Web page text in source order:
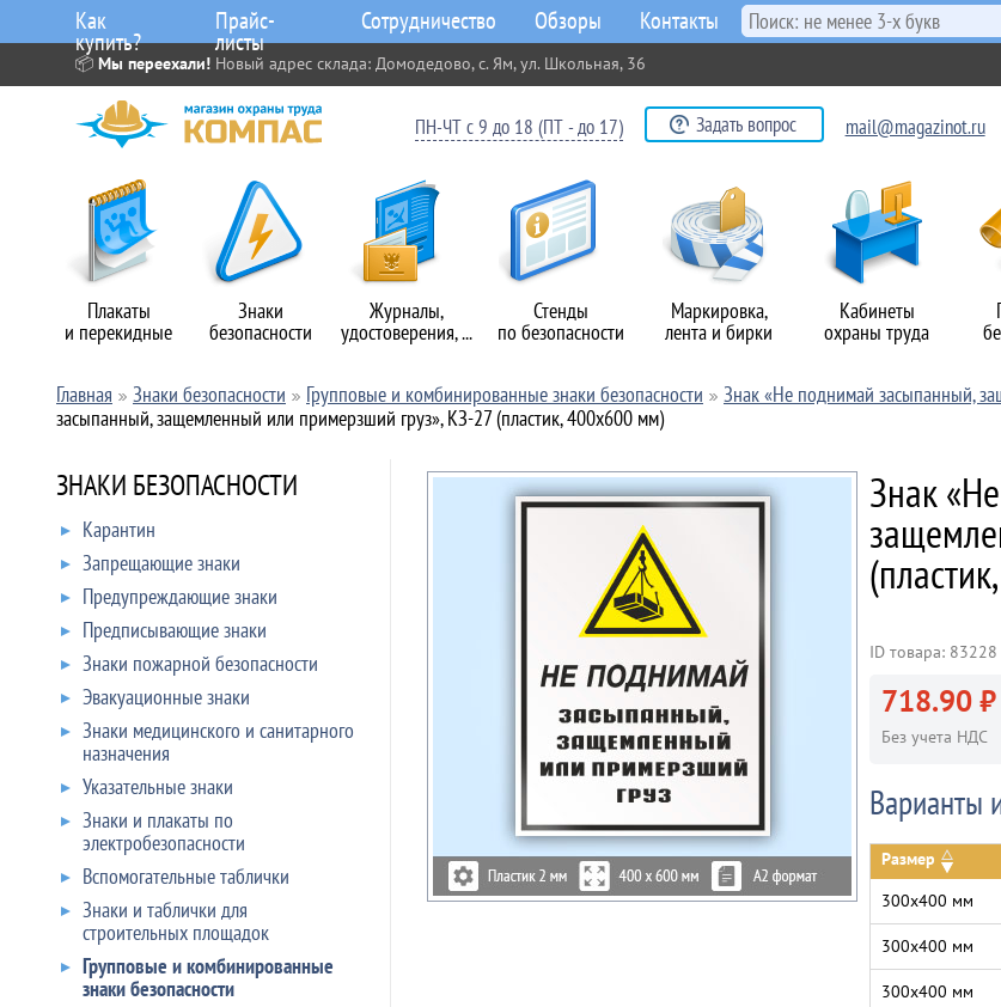
📦 Мы переехали! Новый адрес склада: Домодедово, с. Ям, ул. Школьная, 36
Плакаты
и перекидные
Знаки
безопасности
Журналы,
удостоверения, ...
Стенды
по безопасности
Маркировка,
лента и бирки
Кабинеты
охраны труда
Как
купить?
Прайс-
листы
Сотрудничество Обзоры Контакты
ПН-ЧТ с 9 до 18 (ПТ - до 17) Задать вопрос mail@magazinot.ru
Главная Знаки безопасности Групповые и комбинированные знаки безопасности Знак «Не поднимай засыпанный,
засыпанный, защемленный или примерзший груз», КЗ-27 (пластик, 400х600 мм)
ЗНАКИ БЕЗОПАСНОСТИ
Карантин
Запрещающие знаки
Предупреждающие знаки
Предписывающие знаки
Знаки пожарной безопасности
Эвакуационные знаки
Знаки медицинского и санитарного
назначения
Указательные знаки
Знаки и плакаты по
электробезопасности
Вспомогательные таблички
Знаки и таблички для
строительных площадок
Групповые и комбинированные
знаки безопасности
Знак
ID товара: 83228
718.90 ₽
Без учета НДС
Варианты
Размер
300х400 мм
300х400 мм
300х400 мм